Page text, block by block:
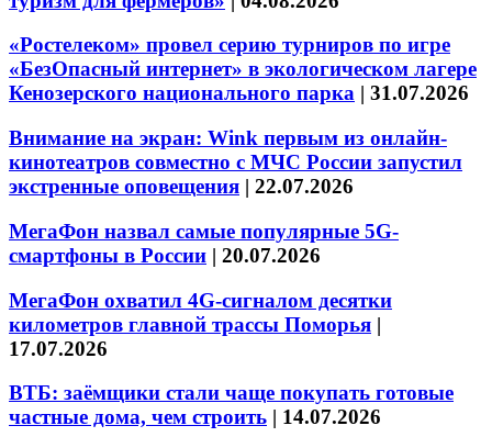
«Ростелеком» провел серию турниров по игре
«БезОпасный интернет» в экологическом лагере
Кенозерского национального парка | 31.07.2026
Внимание на экран: Wink первым из онлайн-
кинотеатров совместно с МЧС России запустил
экстренные оповещения | 22.07.2026
МегаФон назвал самые популярные 5G-
смартфоны в России | 20.07.2026
МегаФон охватил 4G-сигналом десятки
километров главной трассы Поморья |
17.07.2026
ВТБ: заёмщики стали чаще покупать готовые
частные дома, чем строить | 14.07.2026